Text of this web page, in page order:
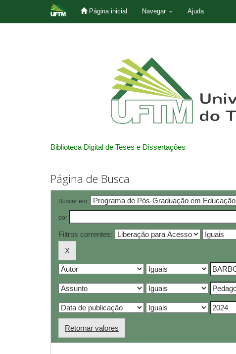
Página inicial Navegar Ajuda
Biblioteca Digital de Teses e Dissertações
Página de Busca
Buscar em:
por
Filtros correntes:
Retornar valores